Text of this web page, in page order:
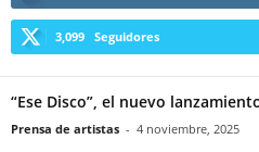
3,099 Seguidores
“Ese Disco”, el nuevo
Prensa de artistas - 4 noviembre, 2025